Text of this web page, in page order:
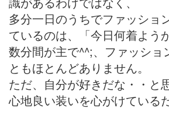
多分一日のうちでファッショ
ているのは、「今日何着よう
数分間が主で^^;、ファッショ
ともほとんどありません。
ただ、自分が好きだな・・と
心地良い装いを心がけている